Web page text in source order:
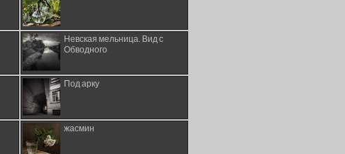
Невская мельница. Вид с
Обводного
Под арку
жасмин